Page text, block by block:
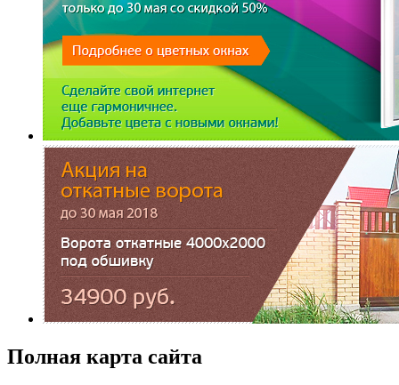
Полная карта сайта